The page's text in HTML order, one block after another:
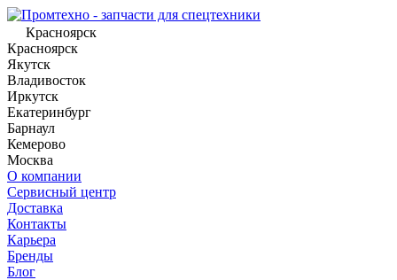
Красноярск
Красноярск
Якутск
Владивосток
Иркутск
Екатеринбург
Барнаул
Кемерово
Москва
О компании
Сервисный центр
Доставка
Контакты
Карьера
Бренды
Блог